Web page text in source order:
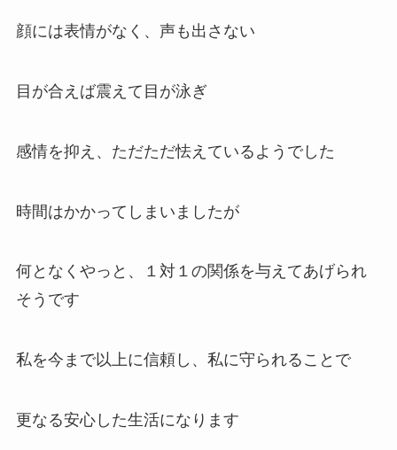
顔には表情がなく、声も出さない
目が合えば震えて目が泳ぎ
感情を抑え、ただただ怯えているようでした
時間はかかってしまいましたが
何となくやっと、１対１の関係を与えてあげられ
そうです
私を今まで以上に信頼し、私に守られることで
更なる安心した生活になります